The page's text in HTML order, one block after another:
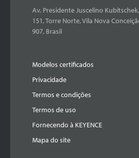
Av. Presidente Juscelino
151, Torre Norte, Vila Nova
907, Brasil
Modelos certificados
Privacidade
Termos e condições
Termos de uso
Fornecendo à KEYENCE
Mapa do site